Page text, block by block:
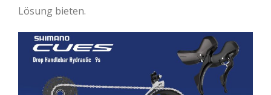
Lösung bieten.